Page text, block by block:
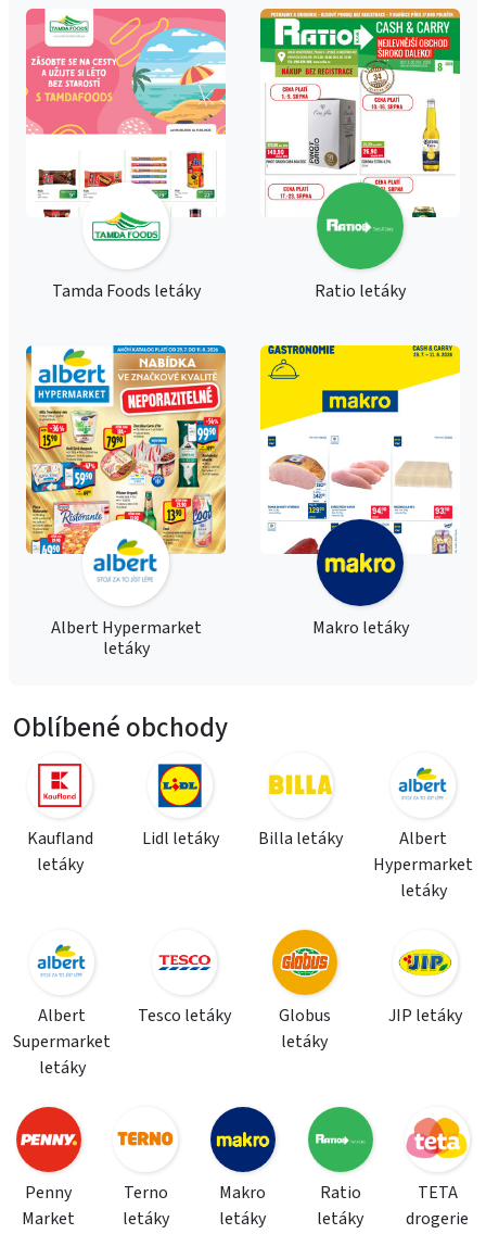
Tamda Foods letáky Ratio letáky
Albert Hypermarket
letáky
Makro letáky
Oblíbené obchody
Kaufland
letáky
Lidl letáky Billa letáky
Albert
Hypermarket
letáky
Albert
Supermarket
letáky
Tesco letáky
Globus
letáky
JIP letáky
Penny
Market
Terno
letáky
Makro
letáky
Ratio
letáky
TETA
drogerie